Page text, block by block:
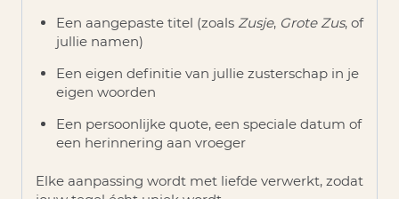
Een aangepaste titel (zoals Zusje, Grote Zus, of
jullie namen)
Een eigen definitie van jullie zusterschap in je
eigen woorden
Een persoonlijke quote, een speciale datum of
een herinnering aan vroeger
Elke aanpassing wordt met liefde verwerkt, zodat